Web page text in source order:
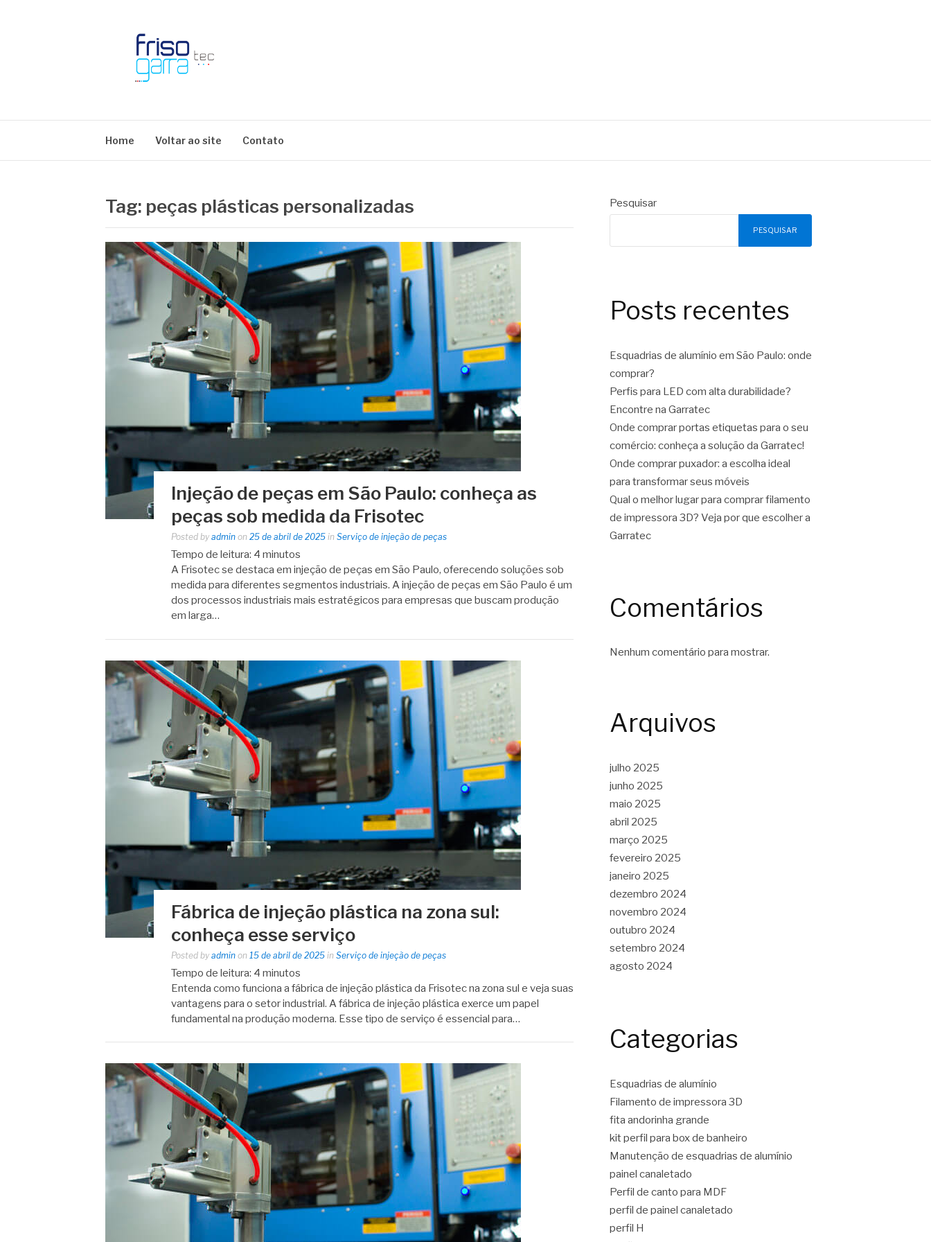
Home Voltar ao site Contato
Tag: peças plásticas personalizadas
Injeção de peças em São Paulo: conheça as
peças sob medida da Frisotec
Posted by admin on 25 de abril de 2025 in Serviço de injeção de peças
Tempo de leitura: 4 minutos
A Frisotec se destaca em injeção de peças em São Paulo, oferecendo soluções sob
medida para diferentes segmentos industriais. A injeção de peças em São Paulo é um
dos processos industriais mais estratégicos para empresas que buscam produção
em larga…
Fábrica de injeção plástica na zona sul:
conheça esse serviço
Posted by admin on 15 de abril de 2025 in Serviço de injeção de peças
Tempo de leitura: 4 minutos
Entenda como funciona a fábrica de injeção plástica da Frisotec na zona sul e veja suas
vantagens para o setor industrial. A fábrica de injeção plástica exerce um papel
fundamental na produção moderna. Esse tipo de serviço é essencial para…
Pesquisar
PESQUISAR
Posts recentes
Esquadrias de alumínio em São Paulo: onde
comprar?
Perfis para LED com alta durabilidade?
Encontre na Garratec
Onde comprar portas etiquetas para o seu
comércio: conheça a solução da Garratec!
Onde comprar puxador: a escolha ideal
para transformar seus móveis
Qual o melhor lugar para comprar filamento
de impressora 3D? Veja por que escolher a
Garratec
Comentários
Nenhum comentário para mostrar.
Arquivos
julho 2025
junho 2025
maio 2025
abril 2025
março 2025
fevereiro 2025
janeiro 2025
dezembro 2024
novembro 2024
outubro 2024
setembro 2024
agosto 2024
Categorias
Esquadrias de alumínio
Filamento de impressora 3D
fita andorinha grande
kit perfil para box de banheiro
Manutenção de esquadrias de alumínio
painel canaletado
Perfil de canto para MDF
perfil de painel canaletado
perfil H